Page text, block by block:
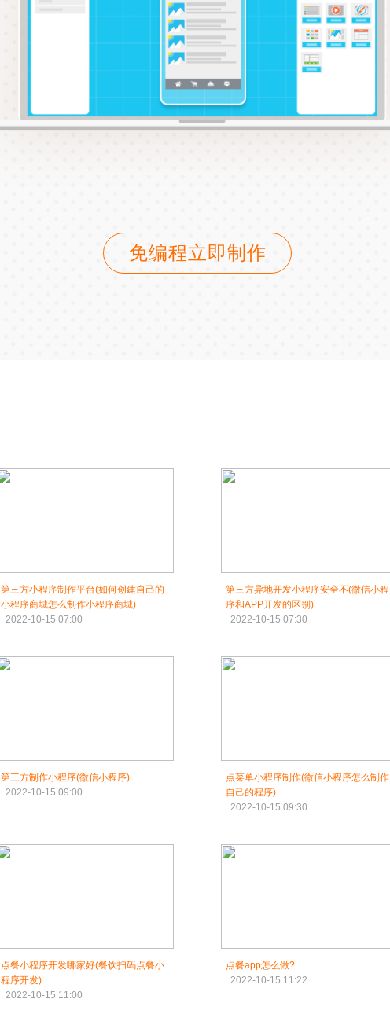
免编程立即制作
第三方小程序制作平台(如何创建自己的
小程序商城怎么制作小程序商城)
2022-10-15 07:00
第三方异地开发小程序安全不(微信小程
序和APP开发的区别)
2022-10-15 07:30
第三方制作小程序(微信小程序)
2022-10-15 09:00
点菜单小程序制作(微信小程序怎么制作
自己的程序)
2022-10-15 09:30
点餐小程序开发哪家好(餐饮扫码点餐小
程序开发)
2022-10-15 11:00
点餐app怎么做?
2022-10-15 11:22